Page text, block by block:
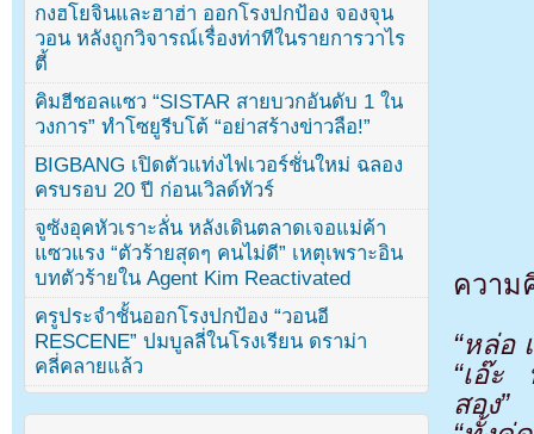
ความ
“หล่อ
“เอ๊ะ
สอง”
กงฮโยจินและฮาฮ่า ออกโรงปกป้อง จองจุน
วอน หลังถูกวิจารณ์เรื่องท่าทีในรายการวาไร
ตี้
คิมฮีชอลแซว “SISTAR สายบวกอันดับ 1 ใน
วงการ” ทำโซยูรีบโต้ “อย่าสร้างข่าวลือ!”
BIGBANG เปิดตัวแท่งไฟเวอร์ชั่นใหม่ ฉลอง
ครบรอบ 20 ปี ก่อนเวิลด์ทัวร์
จูซังอุคหัวเราะลั่น หลังเดินตลาดเจอแม่ค้า
แซวแรง “ตัวร้ายสุดๆ คนไม่ดี” เหตุเพราะอิน
บทตัวร้ายใน Agent Kim Reactivated
ครูประจำชั้นออกโรงปกป้อง “วอนอี
RESCENE” ปมบูลลี่ในโรงเรียน ดราม่า
คลี่คลายแล้ว